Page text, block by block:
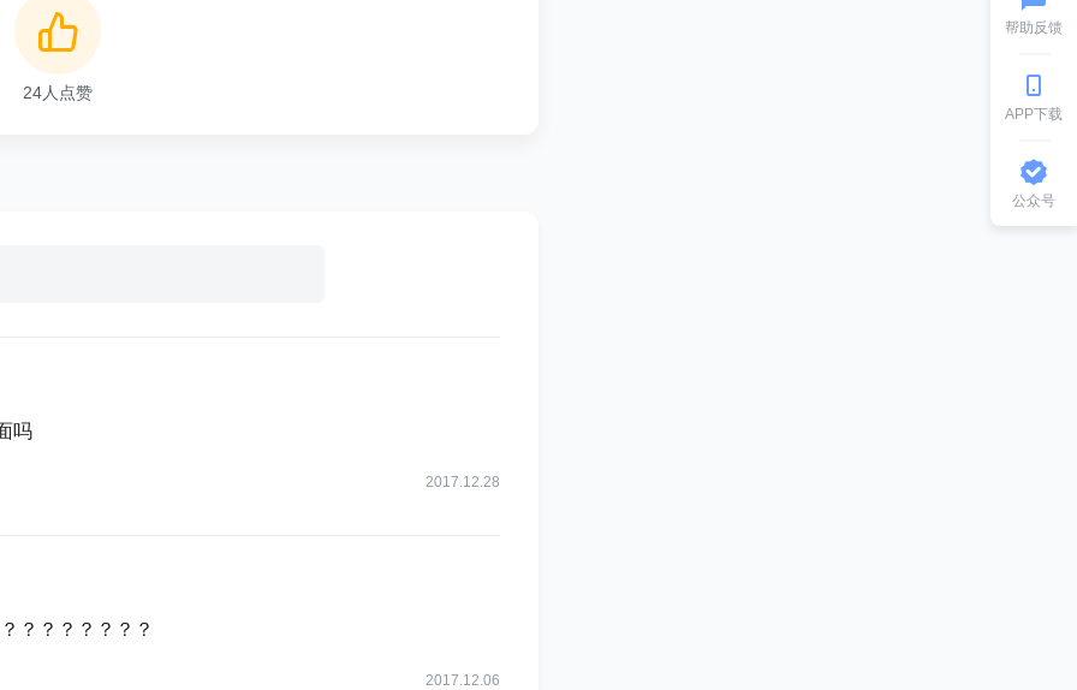
Server去验证，验证通过后，应用系统即可建立本地
从应用系统首次登录时的情况。首先访问
www.cas.com认证中心，输入用户名密码后，携带ST重
24人点赞
吗
2017.12.28
？？？？？？？
2017.12.06
帮助反馈
APP下载
公众号